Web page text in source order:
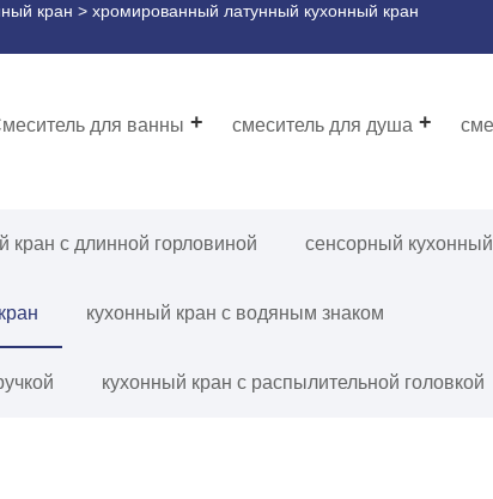
кран > хромированный латунный кухонный кран
для ванны смеситель для душа
кран с длинной горловиной сенсорный
кухонный кран с водяным знаком
кухонный кран с распылительной головкой